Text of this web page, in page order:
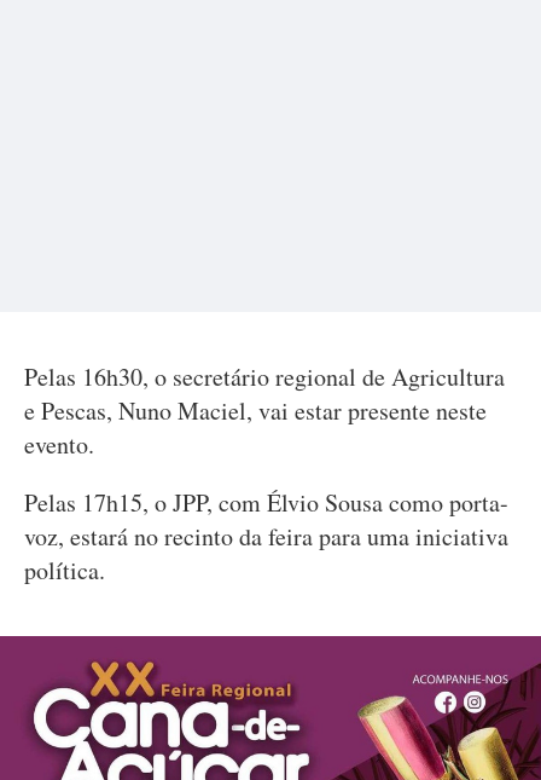
Pelas 16h30, o secretário regional de Agricultura
e Pescas, Nuno Maciel, vai estar presente neste
evento.
Pelas 17h15, o JPP, com Élvio Sousa como porta-
voz, estará no recinto da feira para uma iniciativa
política.